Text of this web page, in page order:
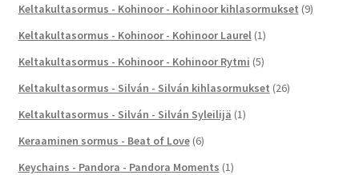
Keltakultasormus - Kohinoor - Kohinoor kihlasormukset (9)
Keltakultasormus - Kohinoor - Kohinoor Laurel (1)
Keltakultasormus - Kohinoor - Kohinoor Rytmi (5)
Keltakultasormus - Silván - Silván kihlasormukset (26)
Keltakultasormus - Silván - Silván Syleilijä (1)
Keraaminen sormus - Beat of Love (6)
Keychains - Pandora - Pandora Moments (1)